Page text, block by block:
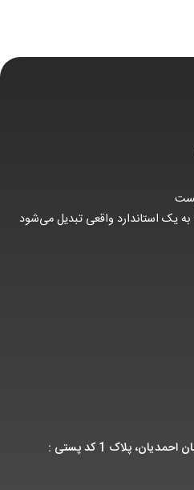
یک استاندارد واقعی تبدیل می‌شود
تهران، خیابان احمد قصیر، خیابان احمدیان، پلاک 1 کد پستی :